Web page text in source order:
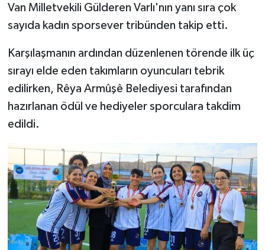
Van Milletvekili Gülderen Varlı'nın yanı sıra çok
sayıda kadın sporsever tribünden takip etti.
Karşılaşmanın ardından düzenlenen törende ilk üç
sırayı elde eden takımların oyuncuları tebrik
edilirken, Rêya Armûşê Belediyesi tarafından
hazırlanan ödül ve hediyeler sporculara takdim
edildi.